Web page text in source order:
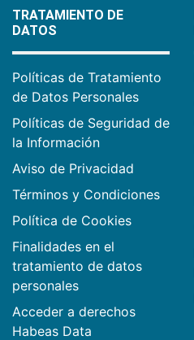
TRATAMIENTO DE
DATOS
Políticas de Tratamiento
de Datos Personales
Políticas de Seguridad de
la Información
Aviso de Privacidad
Términos y Condiciones
Política de Cookies
Finalidades en el
tratamiento de datos
personales
Acceder a derechos
Habeas Data